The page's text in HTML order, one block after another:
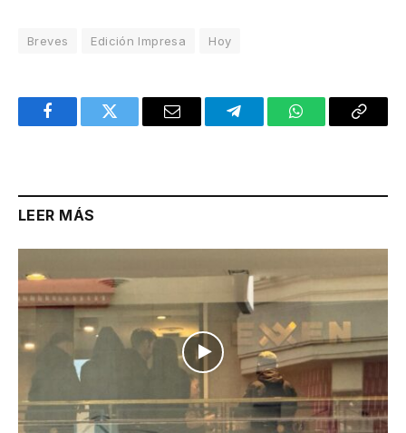
Breves Edición Impresa Hoy
FacebookTwitter Email TelegramWhatsAppCopy
LEER MÁS